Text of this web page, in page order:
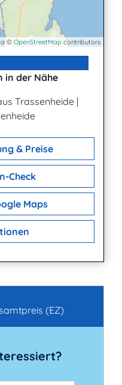
© OpenStreetMap contributors
in der Nähe
Trassenheide |
& Preise
Check
Maps
(EZ)